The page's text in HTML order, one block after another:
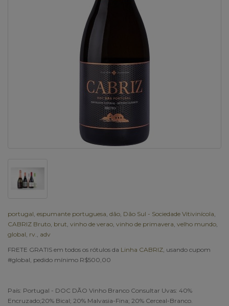
portugal espumante portuguesa dão Dão Sul - Sociedade Vitivinícola
CABRIZ Bruto brut vinho de verao vinho de primavera velho mundo
global rv.
adv
FRETE GRATIS em todos os rótulos da Linha CABRIZ , usando cupom
#global, pedido mínimo R$500,00
País: Portugal - DOC DÃO Vinho Branco Consultar Uvas: 40%
Encruzado;20% Bical; 20% Malvasia-Fina; 20% Cerceal-Branco.